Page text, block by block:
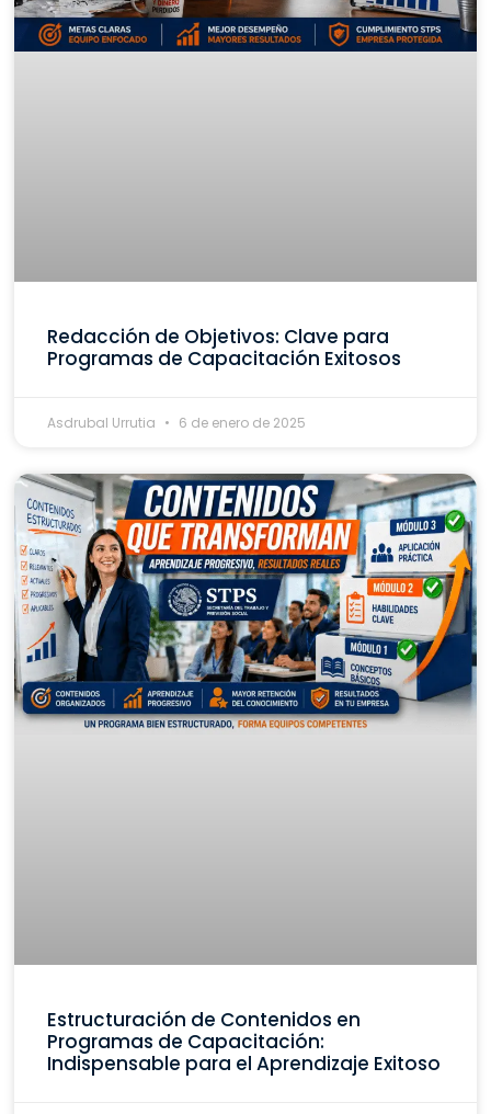
Redacción de Objetivos: Clave para
Programas de Capacitación Exitosos
Asdrubal Urrutia 6 de enero de 2025
Estructuración de Contenidos en
Programas de Capacitación:
Indispensable para el Aprendizaje Exitoso